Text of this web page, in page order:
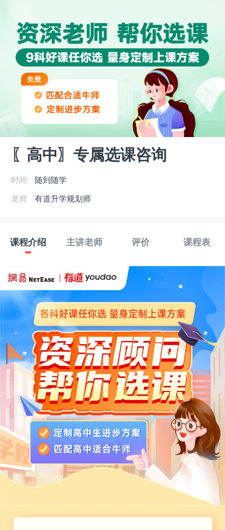
〖高中〗专属选课咨询
时间
随到随学
老师
有道升学规划师
课程介绍 主讲老师 评价 课程表